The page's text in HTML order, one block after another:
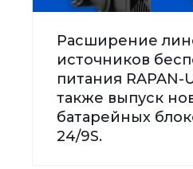
Расширение
источников
питания RAPAN-
также выпуск
батарейных
24/9S.